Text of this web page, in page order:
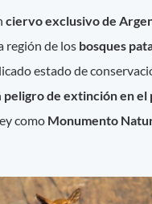
ciervo exclusivo de
región de los bosques
estado de
peligro de extinción en el
como Monumento